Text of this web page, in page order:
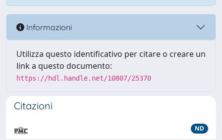
Informazioni
Utilizza questo identificativo per citare o creare un
link a questo documento:
https://hdl.handle.net/10807/25370
Citazioni
ND